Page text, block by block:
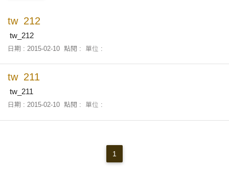
tw_212
tw_212
日期 : 2015-02-10 點閱 : 單位 :
tw_211
tw_211
日期 : 2015-02-10 點閱 : 單位 :
1